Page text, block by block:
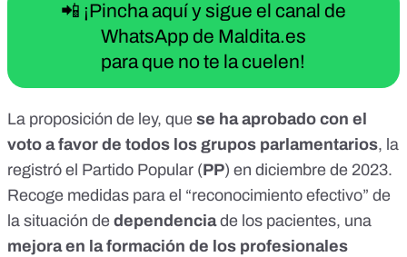
📲 ¡Pincha aquí y sigue el canal de
WhatsApp de Maldita.es
para que no te la cuelen!
La proposición de ley, que se ha aprobado con el
voto a favor de todos los grupos parlamentarios, la
registró el Partido Popular (PP) en diciembre de 2023.
Recoge medidas para el “reconocimiento efectivo” de
la situación de dependenciade los pacientes, una
mejora en la formación de los profesionales